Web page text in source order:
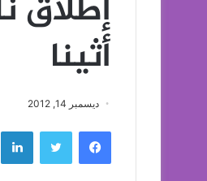
إطلاق
أثينا
ديسمبر 14, 2012
فيسبوك تويتر